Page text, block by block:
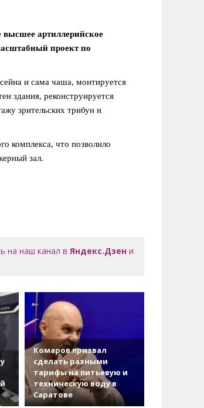
артиллерийское
проект по
и сама чаша, монтируется
здания, реконструируется
зрительских трибун и
комплекса, что позволило
зал.
на наш канал вЯндекс.Дзен и
Комаров призвал
сделать разными
тарифы на питьевую и
техническую воду в
Саратове